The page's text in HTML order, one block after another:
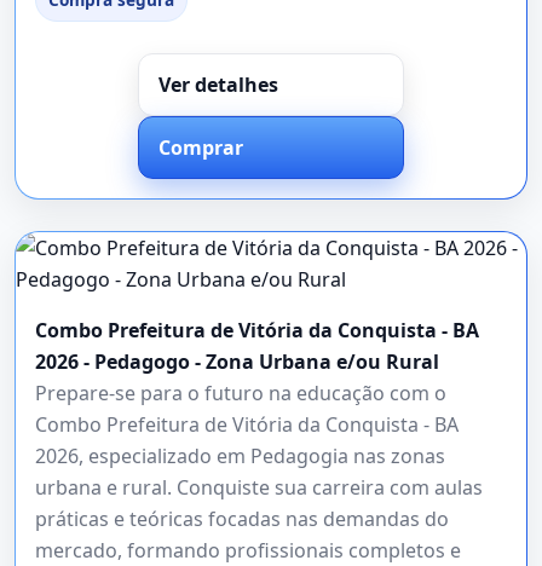
Ver detalhes
Comprar
Combo Prefeitura de Vitória da Conquista - BA
2026 - Pedagogo - Zona Urbana e/ou Rural
Prepare-se para o futuro na educação com o
Combo Prefeitura de Vitória da Conquista - BA
2026, especializado em Pedagogia nas zonas
urbana e rural. Conquiste sua carreira com aulas
práticas e teóricas focadas nas demandas do
mercado, formando profissionais completos e